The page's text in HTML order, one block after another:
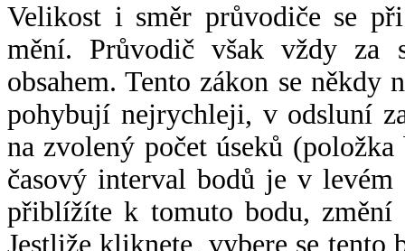
Velikost i směr průvodiče se
mění. Průvodič však vždy za
obsahem. Tento zákon se někdy
pohybují nejrychleji, v odsluní
na zvolený počet úseků
časový interval bodů je v
přiblížíte k tomuto bodu,
Jestliže kliknete, vybere se tento